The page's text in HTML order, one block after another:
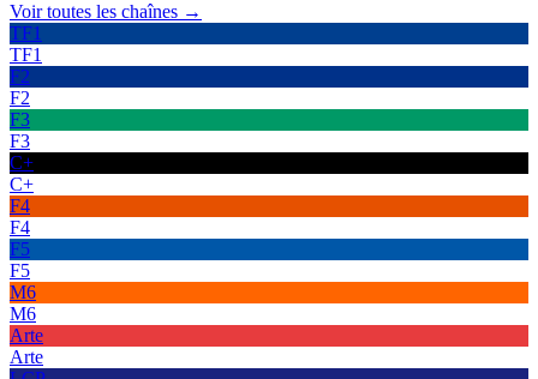
Voir toutes les chaînes →
TF1
TF1
F2
F2
F3
F3
C+
C+
F4
F4
F5
F5
M6
M6
Arte
Arte